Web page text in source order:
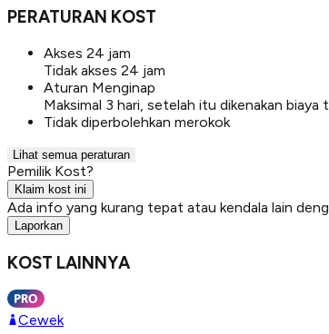
PERATURAN KOST
Akses 24 jam
Tidak akses 24 jam
Aturan Menginap
Maksimal 3 hari, setelah itu dikenakan
Tidak diperbolehkan merokok
Lihat semua peraturan
Pemilik Kost?
Klaim kost ini
Ada info yang kurang tepat atau kendala lain
Laporkan
KOST LAINNYA
Cewek